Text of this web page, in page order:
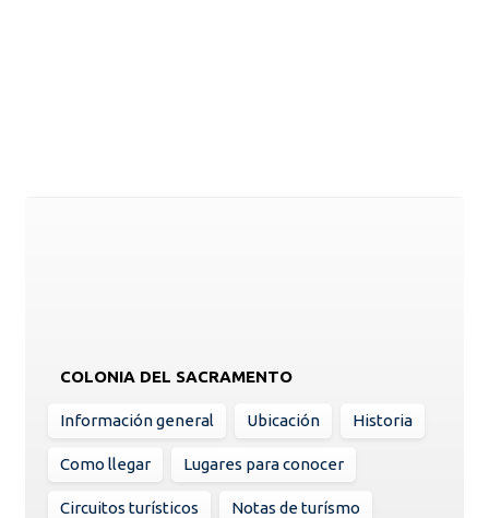
COLONIA DEL SACRAMENTO
Información general Ubicación Historia
Como llegar Lugares para conocer
Circuitos turísticos Notas de turísmo